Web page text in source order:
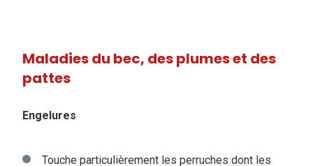
Maladies du bec, des plumes et des
pattes
Engelures
Touche particulièrement les perruches dont les